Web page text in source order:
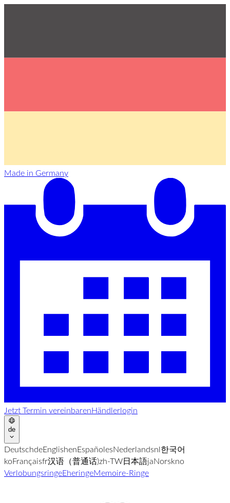
Made in Germany
Jetzt Termin vereinbarenHändlerlogin
de
DeutschdeEnglishenEspañolesNederlandsnl한국어
koFrançaisfr汉语（普通话)zh-TW日本語jaNorskno
VerlobungsringeEheringeMemoire-Ringe